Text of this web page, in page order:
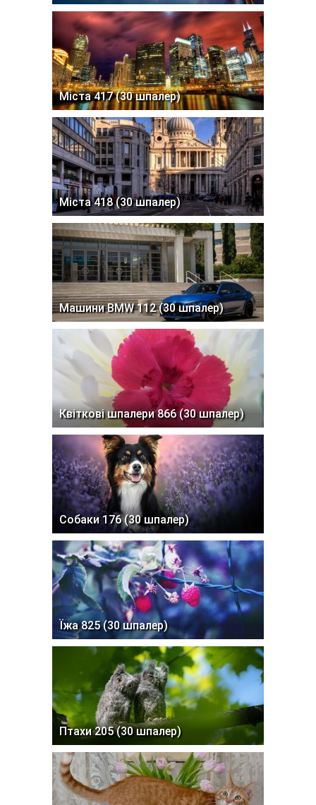
Міста 417 (30 шпалер)
Міста 418 (30 шпалер)
Машини BMW 112 (30 шпалер)
Квіткові шпалери 866 (30 шпалер)
Собаки 176 (30 шпалер)
Їжа 825 (30 шпалер)
Птахи 205 (30 шпалер)